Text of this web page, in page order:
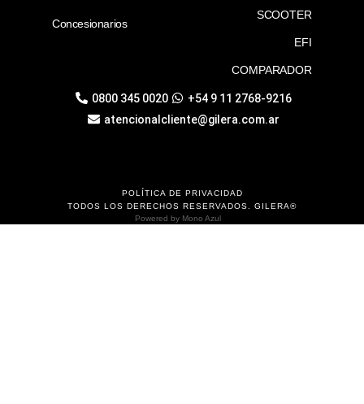
Concesionarios
SCOOTER
EFI
COMPARADOR
0800 345 0020
+54 9 11 2768-9216
atencionalcliente@gilera.com.ar
POLÍTICA DE PRIVACIDAD
TODOS LOS DERECHOS RESERVADOS. GILERA®
Powered by Mono Azul